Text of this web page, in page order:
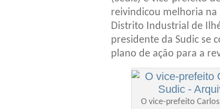
reivindicou melhoria
Distrito Industrial de
presidente da Sudic se
plano de ação para a
O vice-prefeito